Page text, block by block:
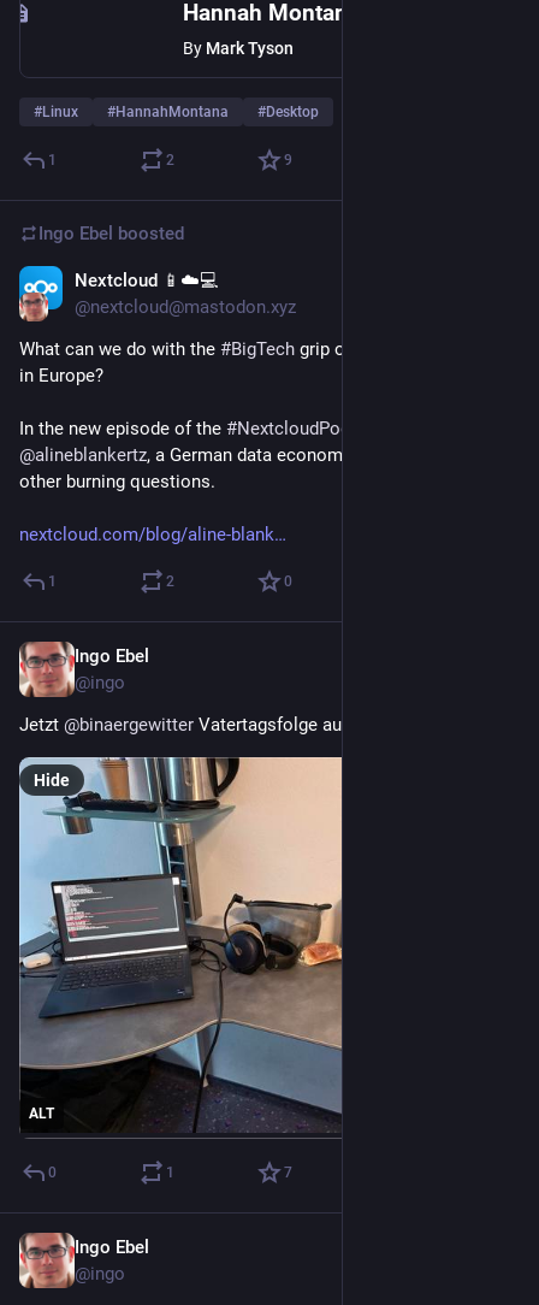
By Mark Tyson
#Linux #HannahMontana #Desktop
1 2 9
Ingo Ebel boosted
Nextcloud 📱☁️💻
@nextcloud@mastodon.xyz
What can we do with the #BigTech grip on the digital economy
in Europe?
In the new episode of the #NextcloudPodcast
@alineblankertz, a German data economist, to answer this and
other burning questions.
nextcloud.com/blog/aline-blank
1 2 0
Ingo Ebel
@ingo
Jetzt @binaergewitter Vatertagsfolge aus Kopenhagen.
ALT
Hide
0 1 7
Ingo Ebel
@ingo